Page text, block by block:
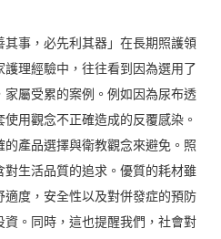
事，必先利其器」在長期照護領
理經驗中，往往看到因為選用了
屬受累的案例。例如因為尿布透
用觀念不正確造成的反覆感染。
產品選擇與衛教觀念來避免。照
生活品質的追求。優質的耗材雖
度，安全性以及對併發症的預防
。同時，這也提醒我們，社會對